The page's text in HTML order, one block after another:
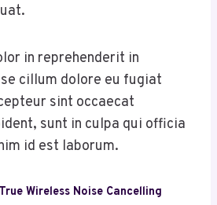
in reprehenderit in
cillum dolore eu fugiat
sint occaecat
sunt in culpa qui officia
id est laborum.
Wireless Noise Cancelling